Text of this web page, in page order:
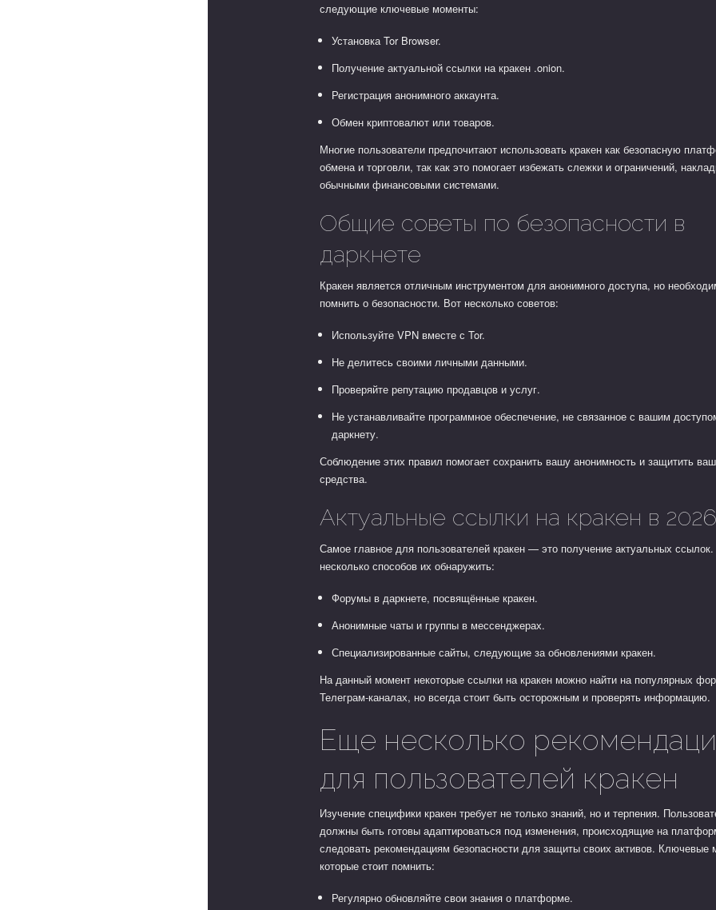
следующие ключевые моменты:
Установка Tor Browser.
Получение актуальной ссылки на кракен .onion.
Регистрация анонимного аккаунта.
Обмен криптовалют или товаров.
Многие пользователи предпочитают использовать кракен как безопасную
обмена и торговли, так как это помогает избежать слежки и ограничений,
обычными финансовыми системами.
Общие советы по безопасности в
даркнете
Кракен является отличным инструментом для анонимного доступа, но
помнить о безопасности. Вот несколько советов:
Используйте VPN вместе с Tor.
Не делитесь своими личными данными.
Проверяйте репутацию продавцов и услуг.
Не устанавливайте программное обеспечение, не связанное с вашим
даркнету.
Соблюдение этих правил помогает сохранить вашу анонимность и защитить
средства.
Актуальные ссылки на кракен в 2026
Самое главное для пользователей кракен — это получение актуальных
несколько способов их обнаружить:
Форумы в даркнете, посвящённые кракен.
Анонимные чаты и группы в мессенджерах.
Специализированные сайты, следующие за обновлениями кракен.
На данный момент некоторые ссылки на кракен можно найти на популярных
Телеграм-каналах, но всегда стоит быть осторожным и проверять информацию.
Еще несколько
для пользователей кракен
Изучение специфики кракен требует не только знаний, но и терпения.
должны быть готовы адаптироваться под изменения, происходящие на
следовать рекомендациям безопасности для защиты своих активов. Ключевые
которые стоит помнить:
Регулярно обновляйте свои знания о платформе.